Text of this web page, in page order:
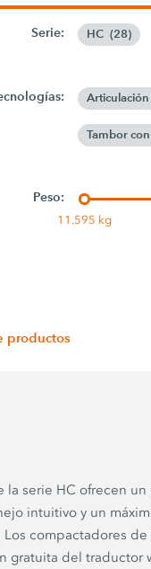
Serie: HC (28)
Tambor
Peso:
11.595 kg
productos
la serie HC ofrecen
intuitivo y un
compactadores
gratuita del traductor